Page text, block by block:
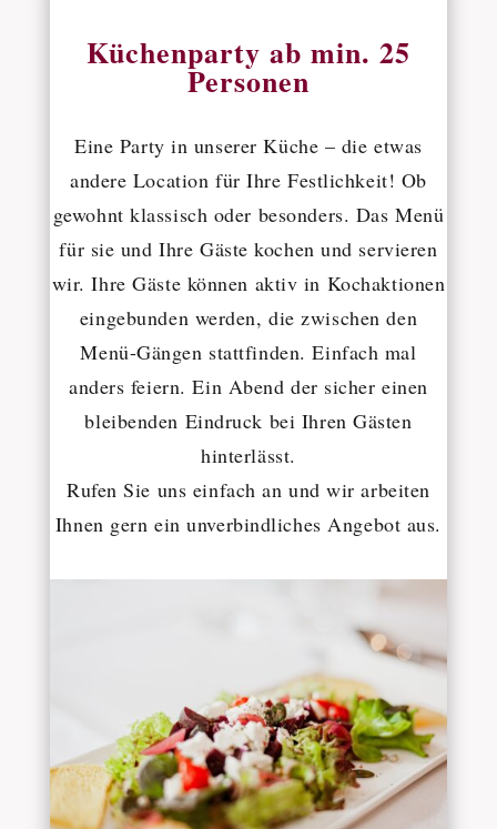
Küchenparty ab min. 25
Personen
Eine Party in unserer Küche – die etwas
andere Location für Ihre Festlichkeit! Ob
gewohnt klassisch oder besonders. Das Menü
für sie und Ihre Gäste kochen und servieren
wir. Ihre Gäste können aktiv in Kochaktionen
eingebunden werden, die zwischen den
Menü-Gängen stattfinden. Einfach mal
anders feiern. Ein Abend der sicher einen
bleibenden Eindruck bei Ihren Gästen
hinterlässt.
Rufen Sie uns einfach an und wir arbeiten
Ihnen gern ein unverbindliches Angebot aus.